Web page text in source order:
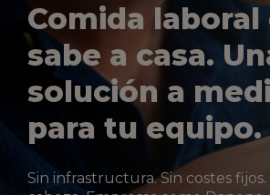
Comida laboral
sabe a casa.
solución a
para tu equipo.
Sin infrastructura. Sin costes